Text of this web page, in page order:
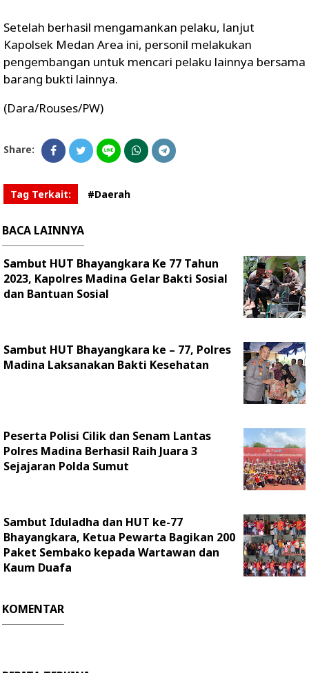
Setelah berhasil mengamankan pelaku, lanjut
Kapolsek Medan Area ini, personil melakukan
pengembangan untuk mencari pelaku lainnya bersama
barang bukti lainnya.
(Dara/Rouses/PW)
Share:
Tag Terkait: #Daerah
BACA LAINNYA
Sambut HUT Bhayangkara Ke 77 Tahun
2023, Kapolres Madina Gelar Bakti Sosial
dan Bantuan Sosial
Sambut HUT Bhayangkara ke – 77, Polres
Madina Laksanakan Bakti Kesehatan
Peserta Polisi Cilik dan Senam Lantas
Polres Madina Berhasil Raih Juara 3
Sejajaran Polda Sumut
Sambut Iduladha dan HUT ke-77
Bhayangkara, Ketua Pewarta Bagikan 200
Paket Sembako kepada Wartawan dan
Kaum Duafa
KOMENTAR